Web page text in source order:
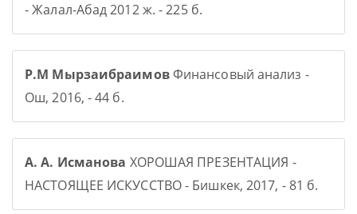
- Жалал-Абад 2012 ж. - 225 б.
Р.М МырзаибраимовФинансовый анализ -
Ош, 2016, - 44 б.
А. А. Исманова ХОРОШАЯ ПРЕЗЕНТАЦИЯ -
НАСТОЯЩЕЕ ИСКУССТВО - Бишкек, 2017, - 81 б.